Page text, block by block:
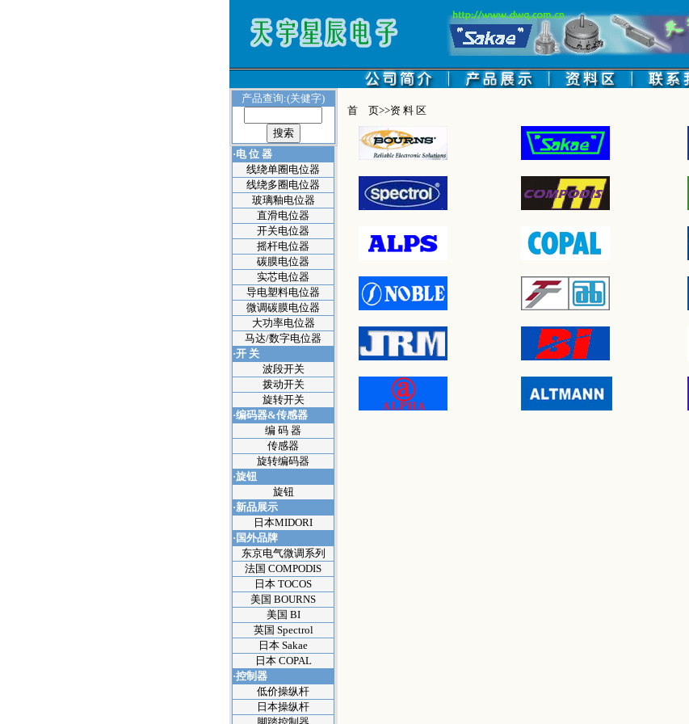
产品查询:(关健字)
·电 位 器
线绕单圈电位器
线绕多圈电位器
玻璃釉电位器
直滑电位器
开关电位器
摇杆电位器
碳膜电位器
实芯电位器
导电塑料电位器
微调碳膜电位器
大功率电位器
马达/数字电位器
·开 关
波段开关
拨动开关
旋转开关
·编码器&传感器
编 码 器
传感器
旋转编码器
·旋钮
旋钮
·新品展示
日本MIDORI
·国外品牌
东京电气微调系列
法国 COMPODIS
日本 TOCOS
美国 BOURNS
美国 BI
英国 Spectrol
日本 Sakae
日本 COPAL
·控制器
低价操纵杆
日本操纵杆
首 页>>资 料 区